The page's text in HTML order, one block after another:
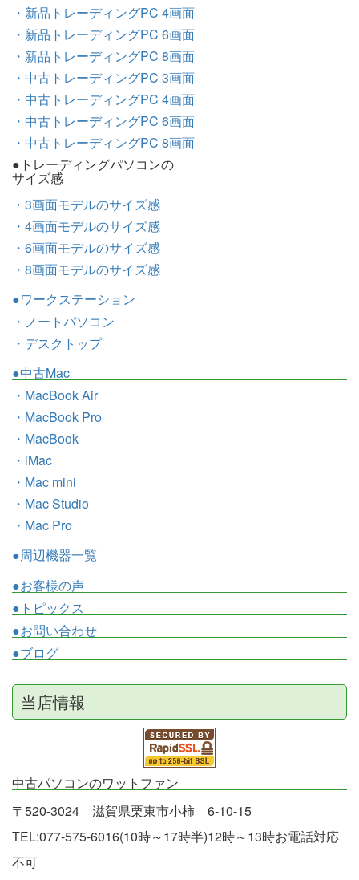
・新品トレーディングPC 4画面
・新品トレーディングPC 6画面
・新品トレーディングPC 8画面
・中古トレーディングPC 3画面
・中古トレーディングPC 4画面
・中古トレーディングPC 6画面
・中古トレーディングPC 8画面
●トレーディングパソコンの
サイズ感
・3画面モデルのサイズ感
・4画面モデルのサイズ感
・6画面モデルのサイズ感
・8画面モデルのサイズ感
●ワークステーション
・ノートパソコン
・デスクトップ
●中古Mac
・MacBook Air
・MacBook Pro
・MacBook
・iMac
・Mac mini
・Mac Studio
・Mac Pro
●周辺機器一覧
●お客様の声
●トピックス
●お問い合わせ
●ブログ
当店情報
中古パソコンのワットファン
〒520-3024 滋賀県栗東市小柿 6-10-15
TEL:077-575-6016(10時～17時半)12時～13時お電話対応
不可